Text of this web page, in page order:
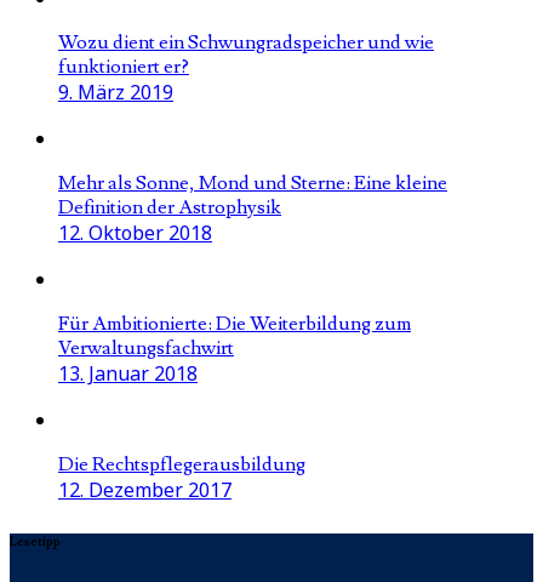
Wozu dient ein Schwungradspeicher und wie
funktioniert er?
9. März 2019
Mehr als Sonne, Mond und Sterne: Eine kleine
Definition der Astrophysik
12. Oktober 2018
Für Ambitionierte: Die Weiterbildung zum
Verwaltungsfachwirt
13. Januar 2018
Die Rechtspflegerausbildung
12. Dezember 2017
Lesetipp